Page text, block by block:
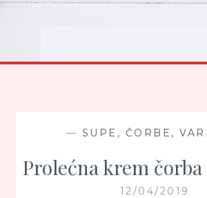
— SUPE, ČORBE,
Prolećna krem
12/04/2019